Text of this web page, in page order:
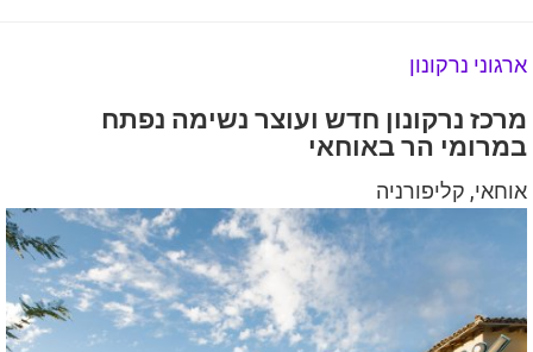
ארגוני נרקונון
מרכז נרקונון חדש ועוצר נשימה נפתח
במרומי הר באוחאי
אוחאי, קליפורניה